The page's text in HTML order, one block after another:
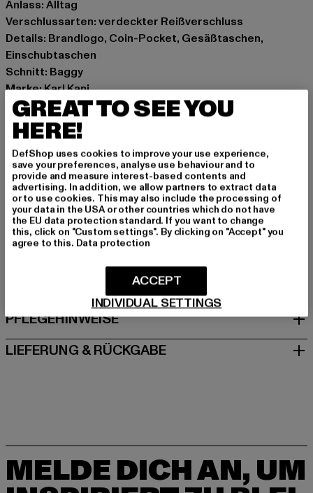
Anlass: Alltag
Verschlussarten: verdeckter Reißverschluss
Details: Brandlogo, Coin-Pocket, Gesäßtaschen,
Einschubtaschen
Schnitt: Baggy
Marke: Karl Kani
Kat.: Baggys
Farbe: grau
Hersteller Farbe: grey
Materialzusammensetzung: 100% Baumwolle
Art.Nr: 60080015-00111
Hersteller: Urban Styles Agency GmbH & Co. KG |
agentur@urbanstylesagency.com
Schanzenstraße 41 | 51063 Köln | DE
GRÖSSE & PASSFORM
PFLEGEHINWEISE
LIEFERUNG & RÜCKGABE
MELDE DICH AN, UM
GREAT TO SEE YOU
HERE!
DefShop uses cookies to improve your use experience,
save your preferences, analyse use behaviour and to
provide and measure interest-based contents and
advertising. In addition, we allow partners to extract data
or to use cookies. This may also include the processing of
your data in the USA or other countries which do not have
the EU data protection standard. If you want to change
this, click on "Custom settings". By clicking on "Accept" you
agree to this. Data protection
INDIVIDUAL SETTINGS
ACCEPT